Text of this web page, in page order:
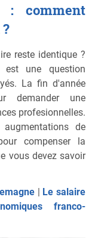
: comment
reste identique ?
est une question
La fin d'année
demander une
profesionnelles.
de
compenser la
vous devez savoir
| Le salaire
franco-